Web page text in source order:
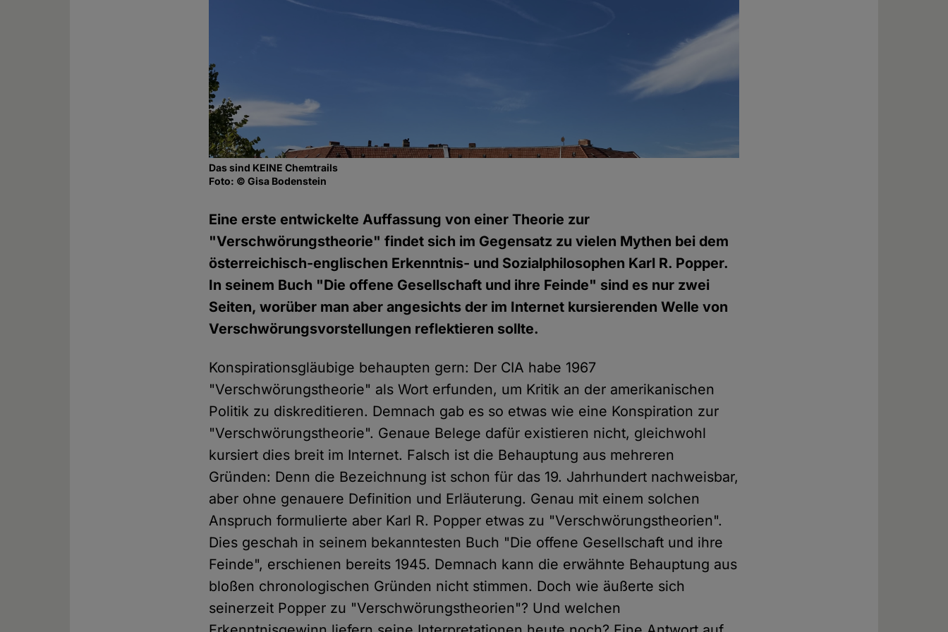
Das sind KEINE Chemtrails
Foto: © Gisa Bodenstein
Eine erste entwickelte Auffassung von einer Theorie zur
"Verschwörungstheorie" findet sich im Gegensatz zu vielen Mythen bei dem
österreichisch-englischen Erkenntnis- und Sozialphilosophen Karl R. Popper.
In seinem Buch "Die offene Gesellschaft und ihre Feinde" sind es nur zwei
Seiten, worüber man aber angesichts der im Internet kursierenden Welle von
Verschwörungsvorstellungen reflektieren sollte.
Konspirationsgläubige behaupten gern: Der CIA habe 1967
"Verschwörungstheorie" als Wort erfunden, um Kritik an der amerikanischen
Politik zu diskreditieren. Demnach gab es so etwas wie eine Konspiration zur
"Verschwörungstheorie". Genaue Belege dafür existieren nicht, gleichwohl
kursiert dies breit im Internet. Falsch ist die Behauptung aus mehreren
Gründen: Denn die Bezeichnung ist schon für das 19. Jahrhundert nachweisbar,
aber ohne genauere Definition und Erläuterung. Genau mit einem solchen
Anspruch formulierte aber Karl R. Popper etwas zu "Verschwörungstheorien".
Dies geschah in seinem bekanntesten Buch "Die offene Gesellschaft und ihre
Feinde", erschienen bereits 1945. Demnach kann die erwähnte Behauptung aus
bloßen chronologischen Gründen nicht stimmen. Doch wie äußerte sich
seinerzeit Popper zu "Verschwörungstheorien"? Und welchen